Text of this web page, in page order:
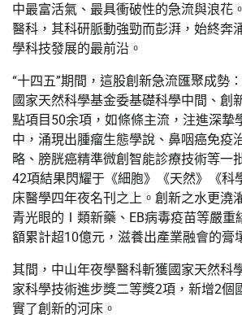
中最富活氣、最具衝破性的急流與浪花
醫科，其科研脈動強勁而彭湃，始終奔
學科技發展的最前沿。
“十四五”期間，這股創新急流匯聚成勢
國家天然科學基金委基礎科學中間、創
點項目50余項，如條條主流，注進深摯
中，涌現出腫瘤生態學說、鼻咽癌免疫
略、膀胱癌精準微創智能診療技術等一
42項結果閃耀于《細胞》《天然》《科
床醫學四年夜名刊之上。創新之水更澆
青光眼的Ⅰ類新藥、EB病毒疫苗等嚴重
額累計超10億元，滋養出產業融會的膏
其間，中山年夜學醫科斬獲國家天然科
家科學技術進步獎二等獎2項，新增2個
實了創新的河床。